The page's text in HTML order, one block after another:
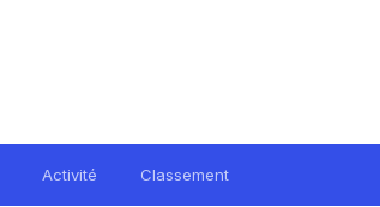
Activité Classement